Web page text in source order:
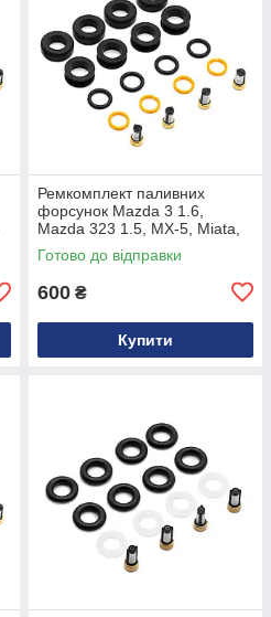
Ремкомплект паливних
форсунок Mazda 3 1.6,
Mazda 323 1.5, MX-5, Miata,
Axela, Demio, Verisa
1955003310, BP4W13250,
Готово до відправки
600 ₴
Купити